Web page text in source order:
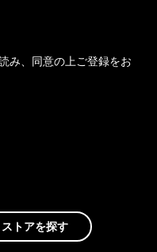
み、同意の上ご登録をお
ストアを探す